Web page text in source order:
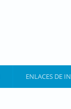
ENLACES DE